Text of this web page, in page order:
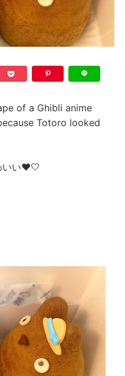
of a Ghibli anime
Totoro looked
いい❤️🤍